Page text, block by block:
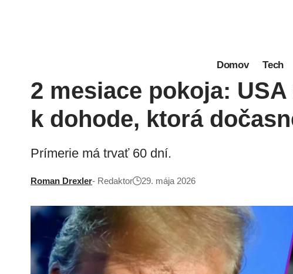
Domov Tech
2 mesiace pokoja:
k dohode, ktorá
Prímerie má trvať 60 dní.
Roman Drexler- Redaktor 29. mája 2026